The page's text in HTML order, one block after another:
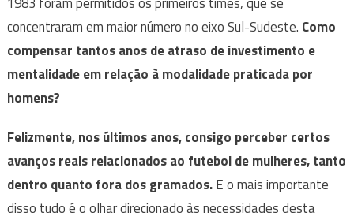
concentraram em maior número no eixo Sul-Sudeste. Como
compensar tantos anos de atraso de investimento e
mentalidade em relação à modalidade praticada por
homens?
Felizmente, nos últimos anos, consigo perceber certos
avanços reais relacionados ao futebol de mulheres, tanto
dentro quanto fora dos gramados.E o mais importante
disso tudo é o olhar direcionado às necessidades desta